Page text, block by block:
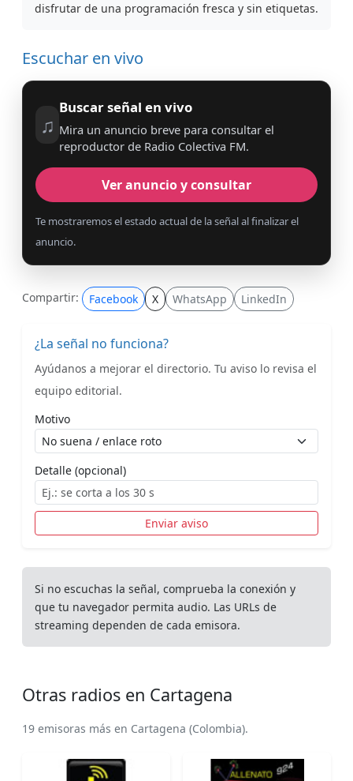
disfrutar de una programación fresca y sin etiquetas.
Escuchar en vivo
♫
Buscar señal en vivo
Mira un anuncio breve para consultar el
reproductor de Radio Colectiva FM.
Ver anuncio y consultar
Te mostraremos el estado actual de la señal al finalizar el
anuncio.
Compartir: Facebook X WhatsApp LinkedIn
¿La señal no funciona?
Ayúdanos a mejorar el directorio. Tu aviso lo revisa el
equipo editorial.
Motivo
Detalle (opcional)
Enviar aviso
Si no escuchas la señal, comprueba la conexión y
que tu navegador permita audio. Las URLs de
streaming dependen de cada emisora.
Otras radios en Cartagena
19 emisoras más en Cartagena (Colombia).